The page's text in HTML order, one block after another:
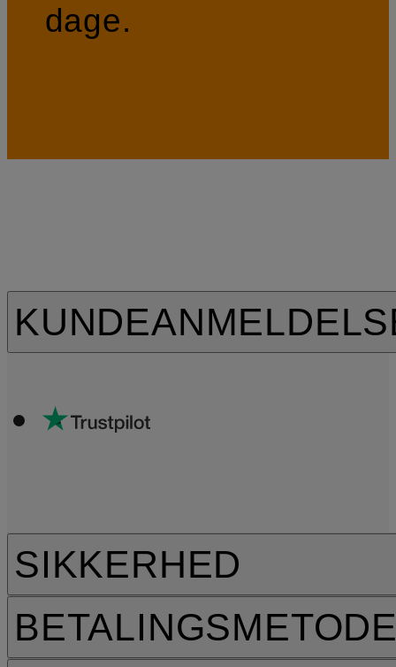
dage.
SIKKERHED